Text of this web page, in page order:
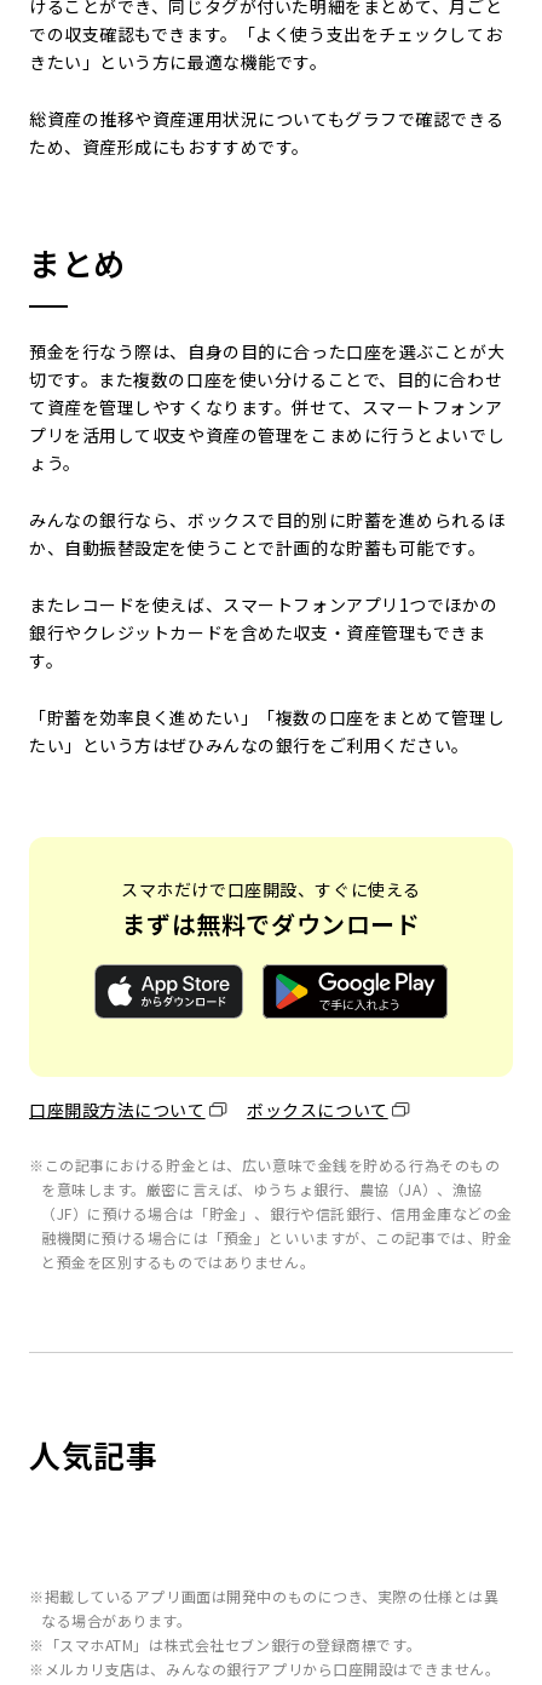
けることができ、同じタグが付いた明細をまとめて、月ごと
での収支確認もできます。「よく使う支出をチェックしてお
きたい」という方に最適な機能です。
総資産の推移や資産運用状況についてもグラフで確認できる
ため、資産形成にもおすすめです。
まとめ
預金を行なう際は、自身の目的に合った口座を選ぶことが大
切です。また複数の口座を使い分けることで、目的に合わせ
て資産を管理しやすくなります。併せて、スマートフォンア
プリを活用して収支や資産の管理をこまめに行うとよいでし
ょう。
みんなの銀行なら、ボックスで目的別に貯蓄を進められるほ
か、自動振替設定を使うことで計画的な貯蓄も可能です。
またレコードを使えば、スマートフォンアプリ1つでほかの
銀行やクレジットカードを含めた収支・資産管理もできま
す。
「貯蓄を効率良く進めたい」「複数の口座をまとめて管理し
たい」という方はぜひみんなの銀行をご利用ください。
スマホだけで口座開設、すぐに使える
まずは無料でダウンロード
口座開設方法について ボックスについて
※この記事における貯金とは、広い意味で金銭を貯める行為そのもの
を意味します。厳密に言えば、ゆうちょ銀行、農協（JA）、漁協
（JF）に預ける場合は「貯金」、銀行や信託銀行、信用金庫などの金
融機関に預ける場合には「預金」といいますが、この記事では、貯金
と預金を区別するものではありません。
人気記事
※掲載しているアプリ画面は開発中のものにつき、実際の仕様とは異
なる場合があります。
※「スマホATM」は株式会社セブン銀行の登録商標です。
※メルカリ支店は、みんなの銀行アプリから口座開設はできません。